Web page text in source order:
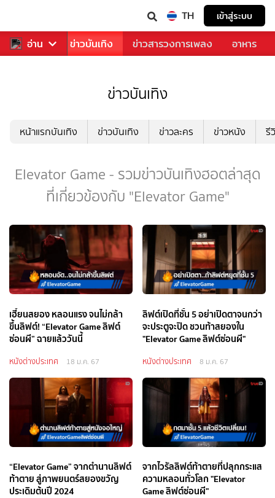
TH เข้าสู่ระบบ
อ่าน
ฬา ข่าว ข่าวบันเทิง ข่าวสารวงการเพลง อาหาร
ข่าวบันเทิง
หน้าแรกบันเทิง ข่าวบันเทิง ข่าวละคร ข่าวหนัง รี
Elevator Game - รวมข่าวบันเทิงฮอตล่าสุด
ที่เกี่ยวข้องกับ "Elevator Game"
เฮี้ยนสยอง หลอนแรง จนไม่กล้า
ขึ้นลิฟต์! “Elevator Game ลิฟต์
ซ่อนผี” ฉายแล้ววันนี้
หนังต่างประเทศ 18 ม.ค. 67
ลิฟต์เปิดที่ชั้น 5 อย่าเปิดตาจนกว่า
จะประตูจะปิด ชวนท้าสยองใน
"Elevator Game ลิฟต์ซ่อนผี"
หนังต่างประเทศ 8 ม.ค. 67
“Elevator Game” จากตำนานลิฟต์
ท้าตาย สู่ภาพยนตร์สยองขวัญ
ประเดิมต้นปี 2024
จากไวรัลลิฟต์ท้าตายที่ปลุกกระแส
ความหลอนทั่วโลก "Elevator
Game ลิฟต์ซ่อนผี"